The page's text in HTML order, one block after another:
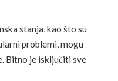
stanja, kao što su
problemi, mogu
Bitno je isključiti sve